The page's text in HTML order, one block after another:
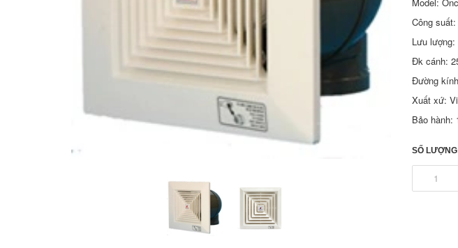
Công suất:
Lưu lượng:
Đk cánh:
Đường
Xuất xứ:
Bảo hành:
SỐ